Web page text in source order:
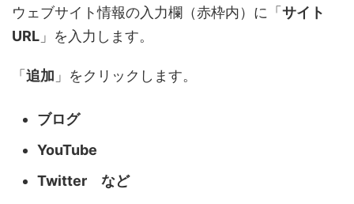
ウェブサイト情報の入力欄（赤枠内）に「 サイト
URL 」を入力します。
「 追加 」をクリックします。
ブログ
YouTube
Twitter など